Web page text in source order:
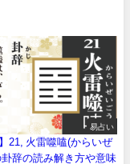
易占い
21, 火雷噬嗑(からいぜ
辞の読み解き方や意味